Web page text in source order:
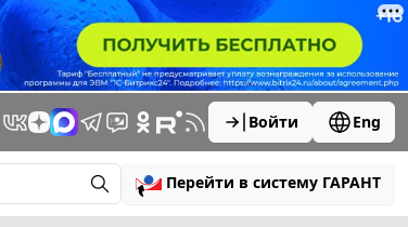
Войти Eng
Перейти в систему ГАРАНТ